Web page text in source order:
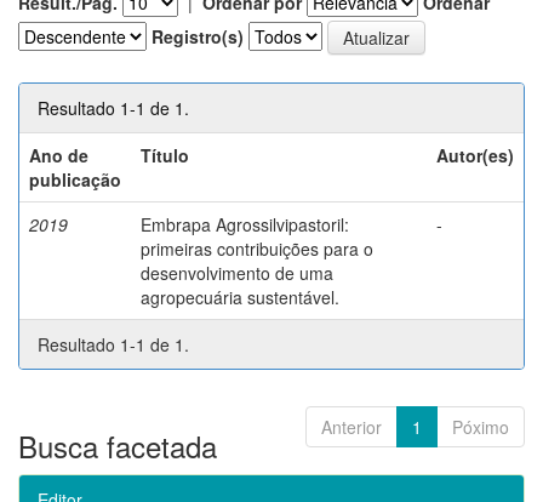
Registro(s)
Resultado 1-1 de 1.
Ano de
publicação
Título Autor(es)
2019
Embrapa Agrossilvipastoril:
primeiras contribuições para o
desenvolvimento de uma
agropecuária sustentável.
-
Resultado 1-1 de 1.
Anterior 1 Póximo
Busca facetada